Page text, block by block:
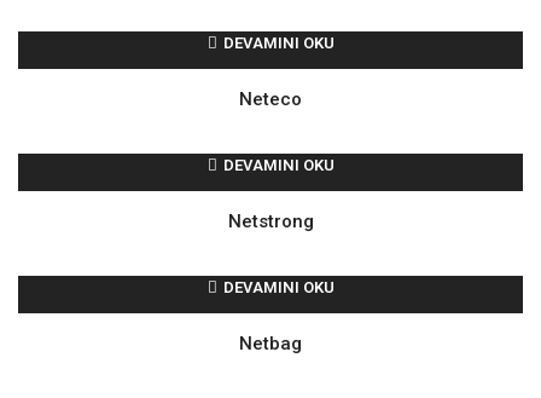
DEVAMINI OKU
Neteco
DEVAMINI OKU
Netstrong
DEVAMINI OKU
Netbag